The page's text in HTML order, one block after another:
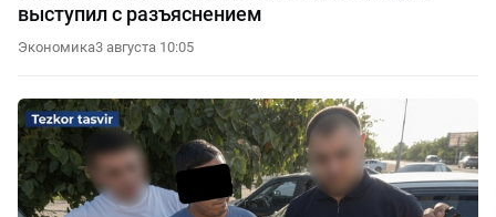
выступил с разъяснением
Экономика3 августа 10:05